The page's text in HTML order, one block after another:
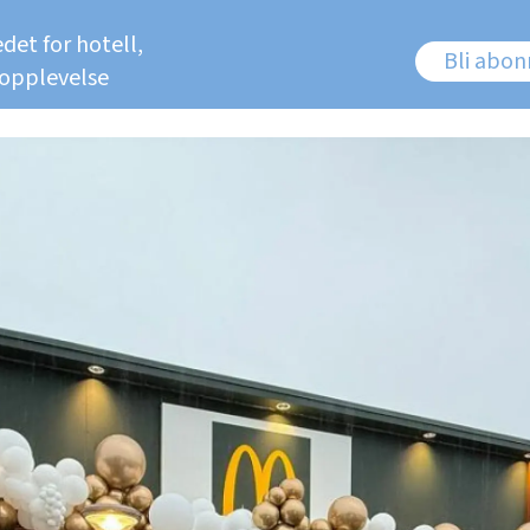
for hotell,
Bli